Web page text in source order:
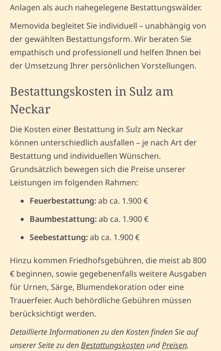
Anlagen als auch nahegelegene Bestattungswälder.
Memovida begleitet Sie individuell – unabhängig von
der gewählten Bestattungsform. Wir beraten Sie
empathisch und professionell und helfen Ihnen bei
der Umsetzung Ihrer persönlichen Vorstellungen.
Bestattungskosten in Sulz am
Neckar
Die Kosten einer Bestattung in Sulz am Neckar
können unterschiedlich ausfallen – je nach Art der
Bestattung und individuellen Wünschen.
Grundsätzlich bewegen sich die Preise unserer
Leistungen im folgenden Rahmen:
Feuerbestattung:ab ca. 1.900 €
Baumbestattung:ab ca. 1.900 €
Seebestattung:ab ca. 1.900 €
Hinzu kommen Friedhofsgebühren, die meist ab 800
€ beginnen, sowie gegebenenfalls weitere Ausgaben
für Urnen, Särge, Blumendekoration oder eine
Trauerfeier. Auch behördliche Gebühren müssen
berücksichtigt werden.
Detaillierte Informationen zu den Kosten finden Sie auf
unserer Seite zu denBestattungskosten undPreisen.